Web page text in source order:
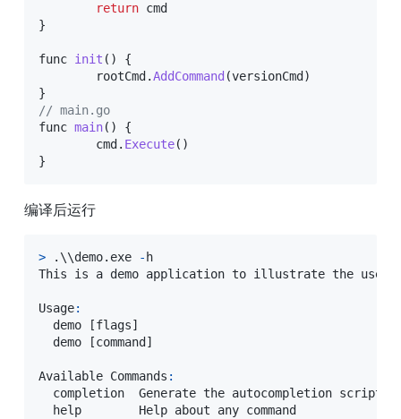
return
}
func init ( )
{
	rootCmd
.AddCommand (versionCmd )
}
// main.go
func main( )
{
	cmd
. Execute( )
}
编译后运行
> . \\demo. exe - h
This is a demo application to illustrate the use
Usage:
  demo
[flags]
  demo
[command ]
Available Commands :
  completion  Generate the autocompletion script
  help        Help about any command